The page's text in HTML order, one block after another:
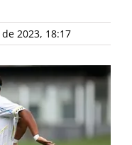
2023, 18:17